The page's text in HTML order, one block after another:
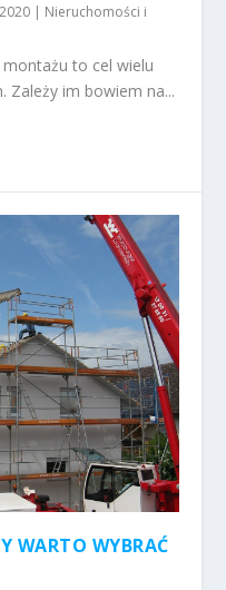
| Nieruchomości i
to cel wielu
Zależy im bowiem na...
WARTO WYBRAĆ